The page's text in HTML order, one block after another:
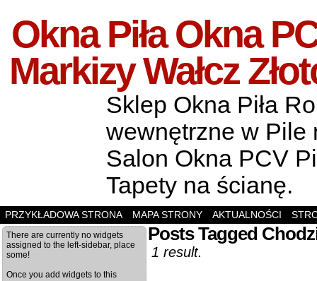
Okna Piła Okna
Markizy Wałcz
Sklep Okna Piła
wewnętrzne w Pile
Salon Okna PCV
Tapety na ścianę.
PRZYKŁADOWA STRONA MAPA STRONY AKTUALNOŚCI
There are currently no widgets
assigned to the left-sidebar, place
some!
Once you add widgets to this
Posts Tagged
1 result.